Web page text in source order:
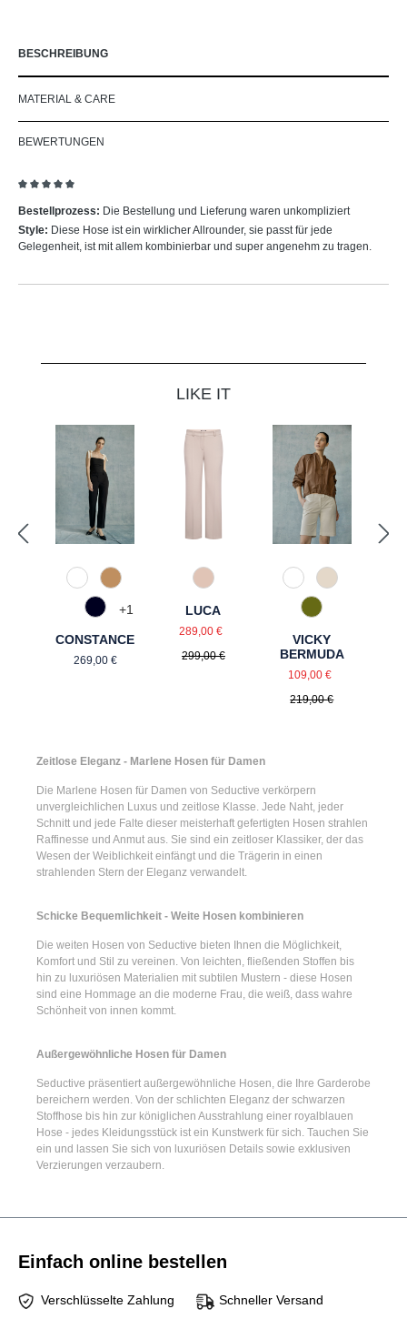
BESCHREIBUNG
MATERIAL & CARE
BEWERTUNGEN
Bestellprozess: Die Bestellung und Lieferung waren unkompliziert
Style: Diese Hose ist ein wirklicher Allrounder, sie passt für jede
Gelegenheit, ist mit allem kombinierbar und super angenehm zu tragen.
LIKE IT
110 Weiß375 Warm Taupe
890 Marine
+1
CONSTANCE
Regulärer Preis:
269,00 €
341 Sand
LUCA
Verkaufspreis:
289,00 €
299,00 €
110 Weiß340 Kalk
756 Lizard
VICKY
BERMUDA
Verkaufspreis:
109,00 €
219,00 €
Zeitlose Eleganz - Marlene Hosen für Damen
Die Marlene Hosen für Damen von Seductive verkörpern
unvergleichlichen Luxus und zeitlose Klasse. Jede Naht, jeder
Schnitt und jede Falte dieser meisterhaft gefertigten Hosen strahlen
Raffinesse und Anmut aus. Sie sind ein zeitloser Klassiker, der das
Wesen der Weiblichkeit einfängt und die Trägerin in einen
strahlenden Stern der Eleganz verwandelt.
Schicke Bequemlichkeit - Weite Hosen kombinieren
Die weiten Hosen von Seductive bieten Ihnen die Möglichkeit,
Komfort und Stil zu vereinen. Von leichten, fließenden Stoffen bis
hin zu luxuriösen Materialien mit subtilen Mustern - diese Hosen
sind eine Hommage an die moderne Frau, die weiß, dass wahre
Schönheit von innen kommt.
Außergewöhnliche Hosen für Damen
Seductive präsentiert außergewöhnliche Hosen, die Ihre Garderobe
bereichern werden. Von der schlichten Eleganz der schwarzen
Stoffhose bis hin zur königlichen Ausstrahlung einer royalblauen
Hose - jedes Kleidungsstück ist ein Kunstwerk für sich. Tauchen Sie
ein und lassen Sie sich von luxuriösen Details sowie exklusiven
Verzierungen verzaubern.
Einfach online bestellen
Verschlüsselte Zahlung Schneller Versand